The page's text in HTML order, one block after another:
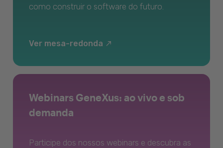
como construir o software do futuro.
Ver mesa-redonda
Webinars GeneXus: ao vivo e sob
demanda
Participe dos nossos webinars e descubra as